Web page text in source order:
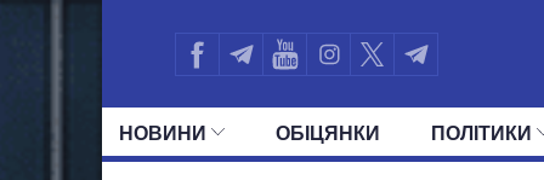
НОВИНИ ОБIЦЯНКИ ПОЛIТИКИ